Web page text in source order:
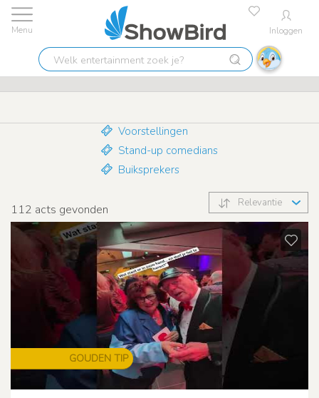
Inloggen
Welk
entertainment
zoek
Laagste prijs garantie 9.7
Cabaret
Voorstellingen
Stand-up comedians
Buiksprekers
112 acts gevonden Relevantie
GOUDEN TIP